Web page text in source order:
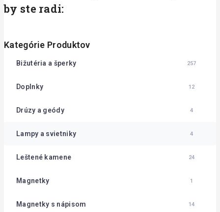
by ste radi:
Kategórie Produktov
Bižutéria a šperky 257
Doplnky 12
Drúzy a geódy 4
Lampy a svietniky 4
Leštené kamene 24
Magnetky 1
Magnetky s nápisom 14